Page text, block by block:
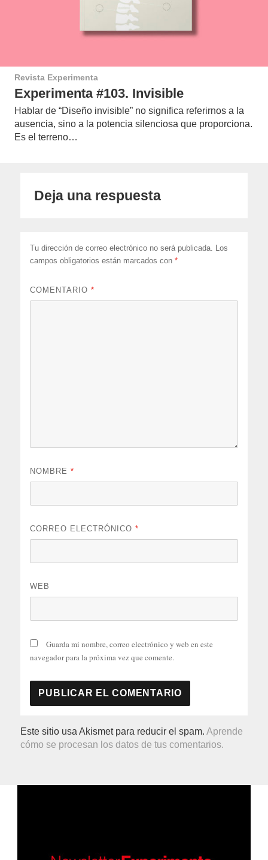
Revista Experimenta
Experimenta #103. Invisible
Hablar de “Diseño invisible” no significa referirnos a la
ausencia, sino a la potencia silenciosa que proporciona.
Es el terreno…
Deja una respuesta
Tu dirección de correo electrónico no será publicada. Los
campos obligatorios están marcados con*
COMENTARIO*
NOMBRE*
CORREO ELECTRÓNICO*
WEB
Guarda mi nombre, correo electrónico y web en este
navegador para la próxima vez que comente.
Este sitio usa Akismet para reducir el spam.Aprende
cómo se procesan los datos de tus comentarios.